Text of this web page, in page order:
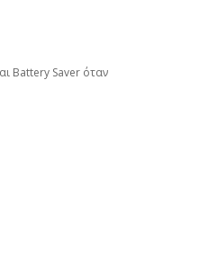
Battery Saver όταν